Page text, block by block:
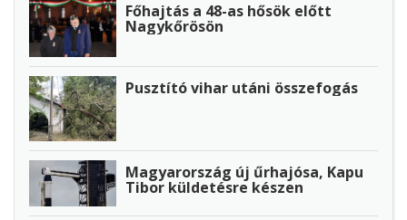
Főhajtás a 48-as hősök előtt
Nagykőrösön
Pusztító vihar utáni összefogás
Magyarország új űrhajósa, Kapu
Tibor küldetésre készen